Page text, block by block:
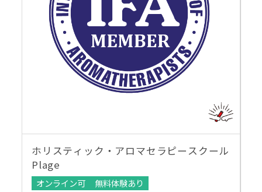
ホリスティック・アロマセラピースクール
Plage
オンライン可 無料体験あり